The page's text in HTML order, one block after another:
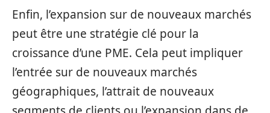
Enfin, l’expansion sur de nouveaux marchés
peut être une stratégie clé pour la
croissance d’une PME. Cela peut impliquer
l’entrée sur de nouveaux marchés
géographiques, l’attrait de nouveaux